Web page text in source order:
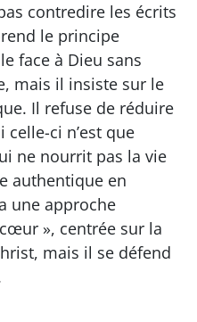
contredire les écrits
le principe
face à Dieu sans
mais il insiste sur le
Il refuse de réduire
ci n’est que
ne nourrit pas la vie
authentique en
une approche
», centrée sur la
mais il se défend